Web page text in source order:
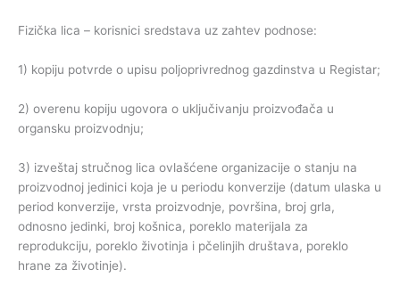
Fizička lica – korisnici sredstava uz zahtev podnose:
1) kopiju potvrde o upisu poljoprivrednog gazdinstva u Registar;
2) overenu kopiju ugovora o uključivanju proizvođača u
organsku proizvodnju;
3) izveštaj stručnog lica ovlašćene organizacije o stanju na
proizvodnoj jedinici koja je u periodu konverzije (datum ulaska u
period konverzije, vrsta proizvodnje, površina, broj grla,
odnosno jedinki, broj košnica, poreklo materijala za
reprodukciju, poreklo životinja i pčelinjih društava, poreklo
hrane za životinje).